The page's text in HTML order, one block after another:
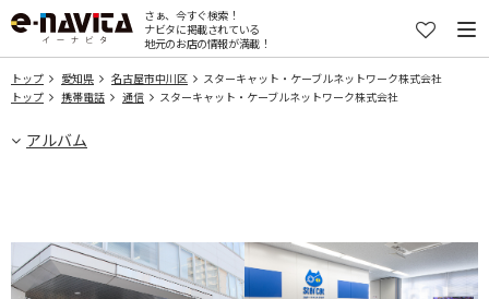
さぁ、今すぐ検索！
ナビタに掲載されている
地元のお店の情報が満載！
トップ 愛知県 名古屋市中川区
スターキャット・ケーブルネットワーク株式会社
トップ
携帯電話 通信 スターキャット・ケーブルネットワーク株式会社
アルバム